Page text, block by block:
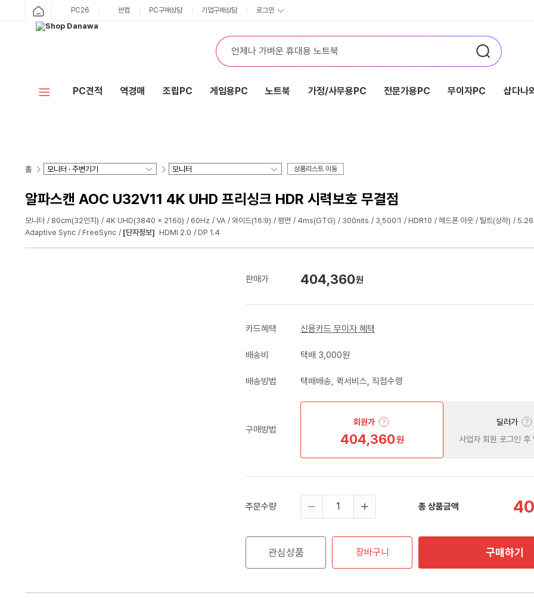
PC26 싼컴 PC구매상담 기업구매상담 로그인
PC견적 역경매 조립PC 게임용PC 노트북 가정/사무용PC 전문가용PC 무이자PC 샵다나
홈 상품리스트 이동
알파스캔 AOC U32V11 4K UHD 프리싱크 HDR 시력보호 무결점
모니터 80cm(32인치) 4K UHD(3840 x 2160) 60Hz VA 와이드(16:9) 평면 4ms(GTG) 300nits 3,500:1 HDR10 헤드폰 아웃 틸트(상하)
Adaptive Sync
FreeSync [단자정보] HDMI 2.0 DP 1.4
판매가 404,360원
카드혜택 신용카드 무이자 혜택
배송비 택배 3,000원
배송방법 택배배송, 퀵서비스, 직접수령
구매방법
회원가
404,360원
딜러가
사업자 회원 로그인 후
주문수량 총 상품금액
관심상품 장바구니 구매하기